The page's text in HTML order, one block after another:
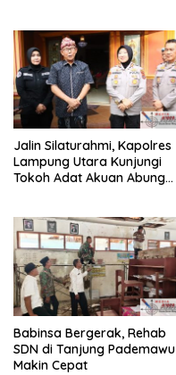
Jalin Silaturahmi, Kapolres
Lampung Utara Kunjungi
Tokoh Adat Akuan Abung
Babinsa Bergerak, Rehab
SDN di Tanjung Pademawu
Makin Cepat